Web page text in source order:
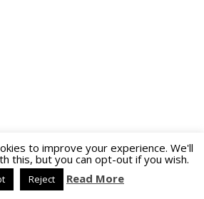
to improve your experience. We'll
this, but you can opt-out if you wish.
Reject Read More